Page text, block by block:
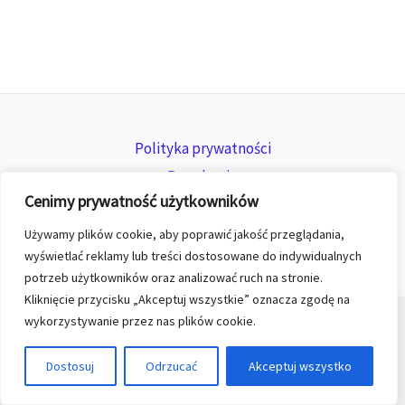
Cenimy prywatność użytkowników
Używamy plików cookie, aby poprawić jakość przeglądania,
wyświetlać reklamy lub treści dostosowane do indywidualnych
potrzeb użytkowników oraz analizować ruch na stronie.
Kliknięcie przycisku „Akceptuj wszystkie” oznacza zgodę na
wykorzystywanie przez nas plików cookie.
Dostosuj Odrzucać Akceptuj wszystko
Polityka prywatności
Regulamin
Zwroty i reklamacje
© 2026 All rights reserved for KGK TREND sp. z o.o.